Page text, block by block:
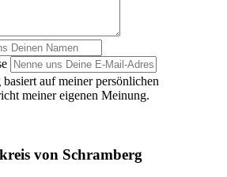
auf meiner persönlichen
meiner eigenen Meinung.
von Schramberg